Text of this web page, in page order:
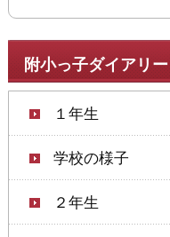
附小っ子ダイアリー
１年生
学校の様子
２年生